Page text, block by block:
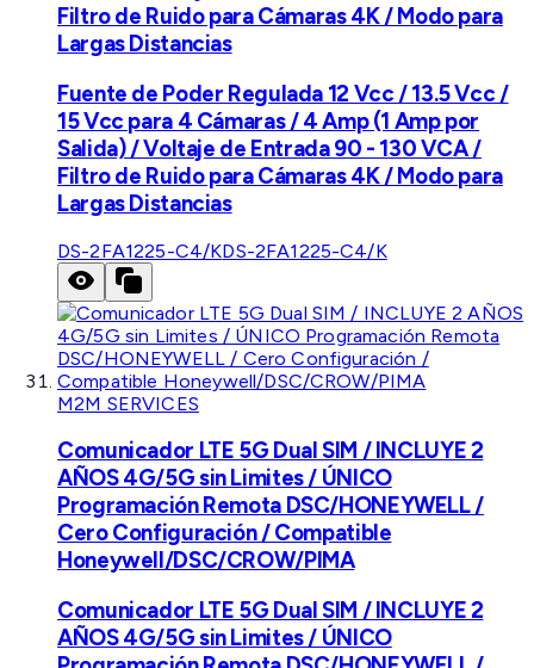
Filtro de Ruido para Cámaras 4K / Modo para
Largas Distancias
Fuente de Poder Regulada 12 Vcc / 13.5 Vcc /
15 Vcc para 4 Cámaras / 4 Amp (1 Amp por
Salida) / Voltaje de Entrada 90 - 130 VCA /
Filtro de Ruido para Cámaras 4K / Modo para
Largas Distancias
DS-2FA1225-C4/KDS-2FA1225-C4/K
M2M SERVICES
Comunicador LTE 5G Dual SIM / INCLUYE 2
AÑOS 4G/5G sin Limites / ÚNICO
Programación Remota DSC/HONEYWELL /
Cero Configuración / Compatible
Honeywell/DSC/CROW/PIMA
Comunicador LTE 5G Dual SIM / INCLUYE 2
AÑOS 4G/5G sin Limites / ÚNICO